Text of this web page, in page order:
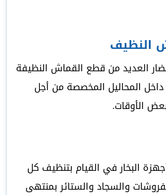
النظيف
العديد من قطع القماش النظيفة
المحاليل المخصصة من أجل
الأوقات.
البخار في القيام بتنظيف كل
والسجاد والستائر بمنتهى